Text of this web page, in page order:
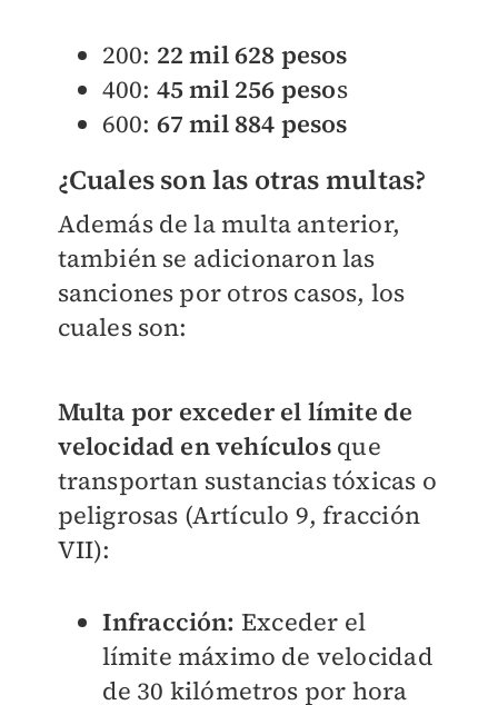
200: 22 mil 628 pesos
400: 45 mil 256 pesos
600: 67 mil 884 pesos
¿Cuales son las otras multas?
Además de la multa anterior,
también se adicionaron las
sanciones por otros casos, los
cuales son:
Multa por exceder el límite de
velocidad en vehículos que
transportan sustancias tóxicas o
peligrosas (Artículo 9, fracción
VII):
Infracción: Exceder el
límite máximo de velocidad
de 30 kilómetros por hora